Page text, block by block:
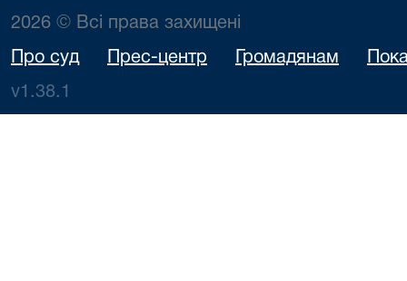
2026 © Всі права захищені
Про суд Прес-центр Громадянам
v1.38.1